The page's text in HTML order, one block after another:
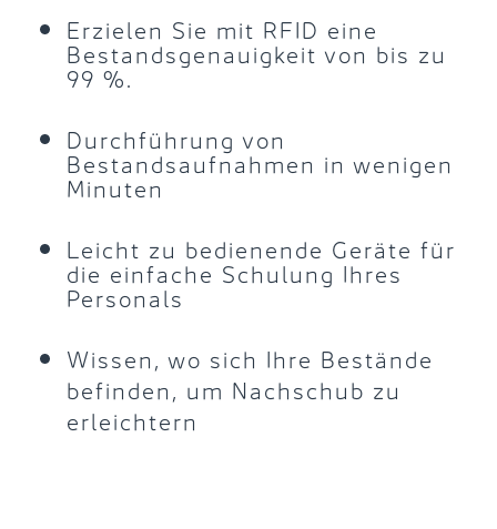
Erzielen Sie mit RFID eine
Bestandsgenauigkeit von bis zu
99 %.
Durchführung von
Bestandsaufnahmen in wenigen
Minuten
Leicht zu bedienende Geräte für
die einfache Schulung Ihres
Personals
Wissen, wo sich Ihre Bestände
befinden, um Nachschub zu
erleichtern